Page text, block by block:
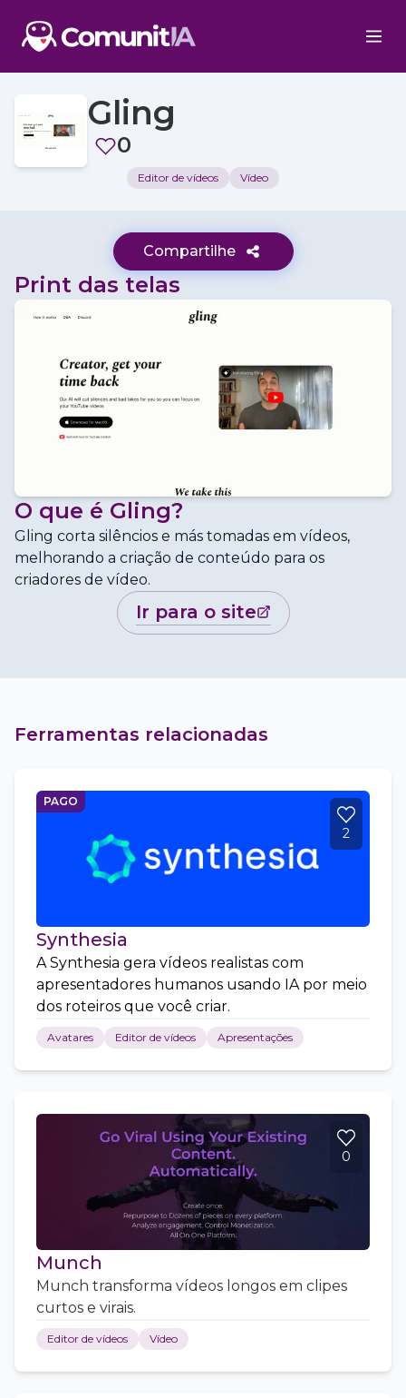
Gling
0
Editor de vídeos Vídeo
Compartilhe
Print das telas
O que é Gling?
Gling corta silêncios e más tomadas em vídeos,
melhorando a criação de conteúdo para os
criadores de vídeo.
ir para o site
Ferramentas relacionadas
PAGO
2
Synthesia
A Synthesia gera vídeos realistas com
apresentadores humanos usando IA por meio
dos roteiros que você criar.
Avatares Editor de vídeos Apresentações
0
Munch
Munch transforma vídeos longos em clipes
curtos e virais.
Editor de vídeos Vídeo